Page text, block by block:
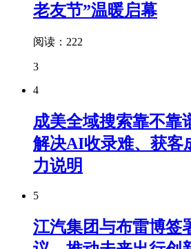
老友节”温暖启幕
阅读：222
3
4
成美全域搜索靠不靠
解决AI收录难、获客
力说明
5
江汽集团与布雷博签